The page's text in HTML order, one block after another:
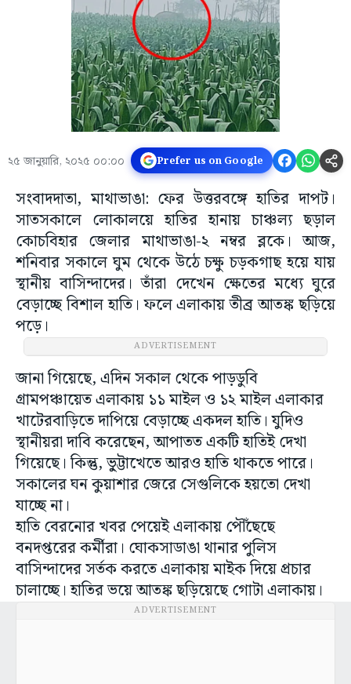
২৫ জানুয়ারি, ২০২৫ ০০:০০ Prefer us on Google
সংবাদদাতা, মাথাভাঙা: ফের উত্তরবঙ্গে হাতির দাপট।
সাতসকালে লোকালয়ে হাতির হানায় চাঞ্চল্য ছড়াল
কোচবিহার জেলার মাথাভাঙা-২ নম্বর ব্লকে। আজ,
শনিবার সকালে ঘুম থেকে উঠে চক্ষু চড়কগাছ হয়ে যায়
স্থানীয় বাসিন্দাদের। তাঁরা দেখেন ক্ষেতের মধ্যে ঘুরে
বেড়াচ্ছে বিশাল হাতি। ফলে এলাকায় তীব্র আতঙ্ক ছড়িয়ে
পড়ে।
ADVERTISEMENT
জানা গিয়েছে, এদিন সকাল থেকে পাড়ডুবি
গ্রামপঞ্চায়েত এলাকায় ১১ মাইল ও ১২ মাইল এলাকার
খাটেরবাড়িতে দাপিয়ে বেড়াচ্ছে একদল হাতি। যুদিও
স্থানীয়রা দাবি করেছেন, আপাতত একটি হাতিই দেখা
গিয়েছে। কিন্তু, ভু্ট্টাখেতে আরও হাতি থাকতে পারে।
সকালের ঘন কুয়াশার জেরে সেগুলিকে হয়তো দেখা
যাচ্ছে না।
হাতি বেরনোর খবর পেয়েই এলাকায় পৌঁছেছে
বনদপ্তরের কর্মীরা। ঘোকসাডাঙা থানার পুলিস
বাসিন্দাদের সর্তক করতে এলাকায় মাইক দিয়ে প্রচার
চালাচ্ছে। হাতির ভয়ে আতঙ্ক ছড়িয়েছে গোটা এলাকায়।
ADVERTISEMENT